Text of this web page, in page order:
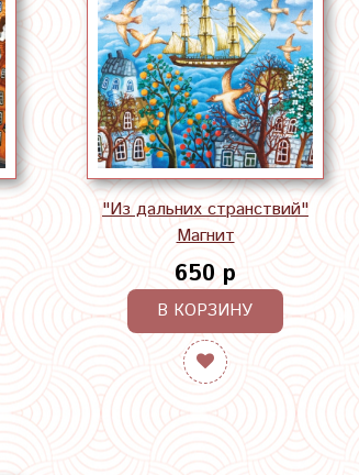
"Из дальних странствий"
Магнит
650 р
В КОРЗИНУ